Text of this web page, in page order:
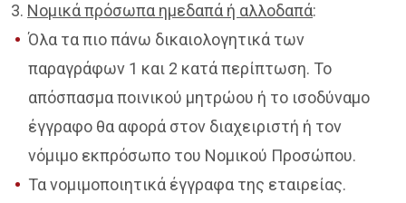
Νομικά πρόσωπα ημεδαπά ή αλλοδαπά:
Όλα τα πιο πάνω δικαιολογητικά των
παραγράφων 1 και 2 κατά περίπτωση. Το
απόσπασμα ποινικού μητρώου ή το ισοδύναμο
έγγραφο θα αφορά στον διαχειριστή ή τον
νόμιμο εκπρόσωπο του Νομικού Προσώπου.
Τα νομιμοποιητικά έγγραφα της εταιρείας.